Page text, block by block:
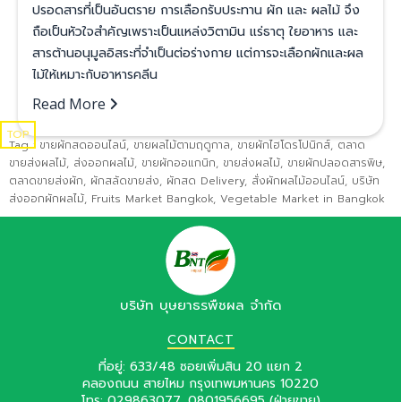
ปรอดสารที่เป็นอันตราย การเลือกรับประทาน ผัก และ ผลไม้ จึง
ถือเป็นหัวใจสำคัญเพราะเป็นแหล่งวิตามิน แร่ธาตุ ใยอาหาร และ
สารต้านอนุมูลอิสระที่จำเป็นต่อร่างกาย แต่การจะเลือกผักและผล
ไม้ให้เหมาะกับอาหารคลีน
Read More
Tag : ขายผักสดออนไลน์, ขายผลไม้ตามฤดูกาล, ขายผักไฮโดรโปนิกส์, ตลาด
ขายส่งผลไม้, ส่งออกผลไม้, ขายผักออแกนิก, ขายส่งผลไม้, ขายผักปลอดสารพิษ,
ตลาดขายส่งผัก, ผักสลัดขายส่ง, ผักสด Delivery, สั่งผักผลไม้ออนไลน์, บริษัท
ส่งออกผักผลไม้, Fruits Market Bangkok, Vegetable Market in Bangkok
บริษัท บุษยาธรพืชผล จำกัด
CONTACT
ที่อยู่: 633/48 ซอยเพิ่มสิน 20 แยก 2
คลองถนน สายไหม กรุงเทพมหานคร 10220
TOP